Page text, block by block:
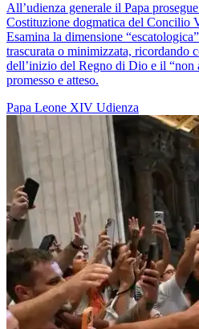
All’udienza generale il Papa
Costituzione dogmatica del Concilio
Esamina la dimensione
trascurata o minimizzata, ricordando
dell’inizio del Regno di Dio e il “non
promesso e atteso.
Papa Leone XIV Udienza